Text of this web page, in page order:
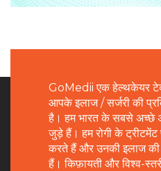
GoMedii एक हेल्थकेयर
आपके इलाज / सर्जरी की
है। हम भारत के सबसे अच्छे
जुड़े हैं। हम रोगी के ट्रीटमेंट
करते हैं और उनकी इलाज की
हैं। किफ़ायती और विश्व-